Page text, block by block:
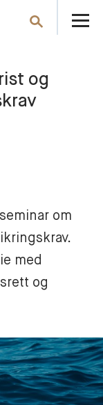
Søk
og
om
med
og